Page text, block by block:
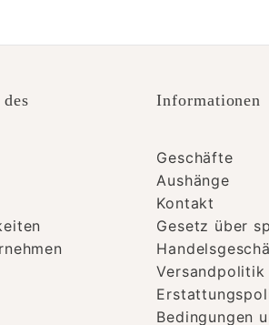
Informationen
Geschäfte
Aushänge
Kontakt
Gesetz über
Versandpolitik
Bedingungen